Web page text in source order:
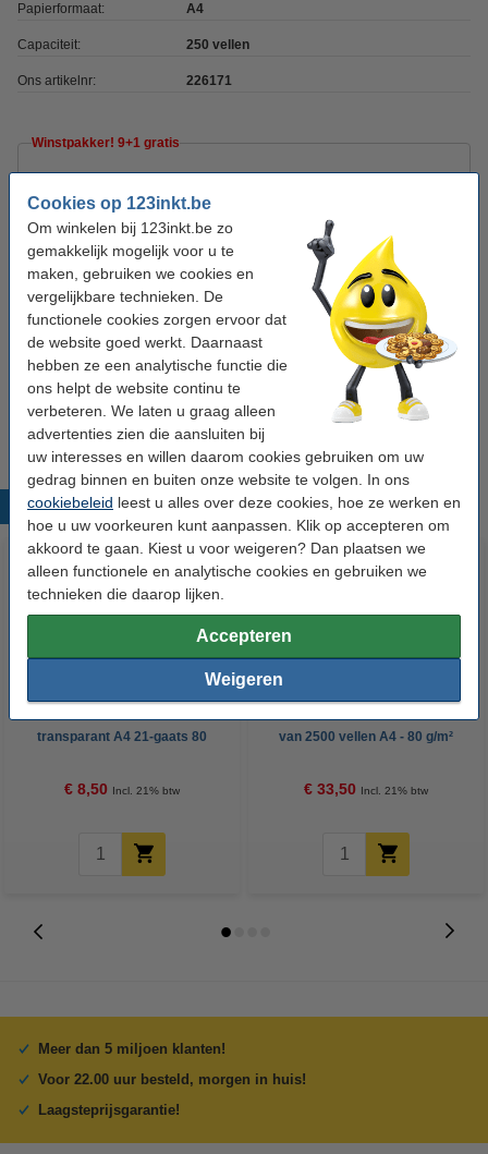
Cookies op 123inkt.be
Om winkelen bij 123inkt.be zo
gemakkelijk mogelijk voor u te
maken, gebruiken we cookies en
vergelijkbare technieken. De
functionele cookies zorgen ervoor dat
de website goed werkt. Daarnaast
hebben ze een analytische functie die
ons helpt de website continu te
verbeteren. We laten u graag alleen
advertenties zien die aansluiten bij
uw interesses en willen daarom cookies gebruiken om uw
gedrag binnen en buiten onze website te volgen. In ons
cookiebeleid leest u alles over deze cookies, hoe ze werken en
hoe u uw voorkeuren kunt aanpassen. Klik op accepteren om
akkoord te gaan. Kiest u voor weigeren? Dan plaatsen we
alleen functionele en analytische cookies en gebruiken we
technieken die daarop lijken.
Accepteren
Weigeren
Papierformaat: A4
Capaciteit: 250 vellen
Ons artikelnr: 226171
Winstpakker! 9+1 gratis
geel
€ 35,55
Tip: meebestellen
123inkt perforator zwart 2-gaats (30 vellen)
€ 7,50
123inkt kopieerpapier 1 pak van 500 vellen A4 -
80 g/m²
€ 7,25
Populaire producten
transparant A4 21-gaats 80
€ 8,50 Incl. 21% btw
van 2500 vellen A4 - 80 g/m²
€ 33,50 Incl. 21% btw
Meer dan 5 miljoen klanten!
Voor 22.00 uur besteld, morgen in huis!
Laagsteprijsgarantie!